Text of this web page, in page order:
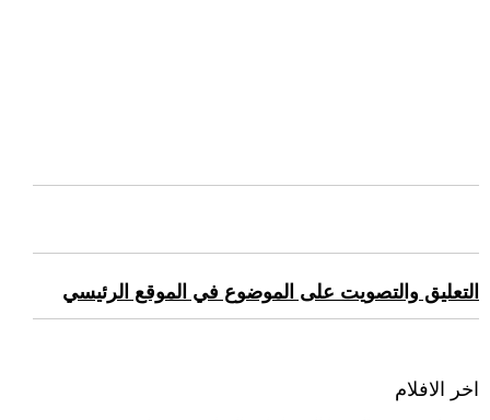
التعليق والتصويت على الموضوع في الموقع الرئيسي
اخر الافلام